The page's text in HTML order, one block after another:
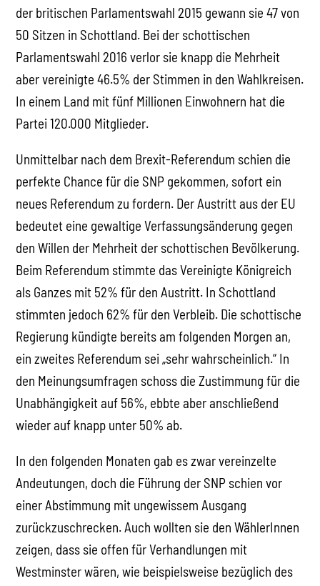
der britischen Parlamentswahl 2015 gewann sie 47 von
50 Sitzen in Schottland. Bei der schottischen
Parlamentswahl 2016 verlor sie knapp die Mehrheit
aber vereinigte 46.5% der Stimmen in den Wahlkreisen.
In einem Land mit fünf Millionen Einwohnern hat die
Partei 120.000 Mitglieder.
Unmittelbar nach dem Brexit-Referendum schien die
perfekte Chance für die SNP gekommen, sofort ein
neues Referendum zu fordern. Der Austritt aus der EU
bedeutet eine gewaltige Verfassungsänderung gegen
den Willen der Mehrheit der schottischen Bevölkerung.
Beim Referendum stimmte das Vereinigte Königreich
als Ganzes mit 52% für den Austritt. In Schottland
stimmten jedoch 62% für den Verbleib. Die schottische
Regierung kündigte bereits am folgenden Morgen an,
ein zweites Referendum sei „sehr wahrscheinlich.“ In
den Meinungsumfragen schoss die Zustimmung für die
Unabhängigkeit auf 56%, ebbte aber anschließend
wieder auf knapp unter 50% ab.
In den folgenden Monaten gab es zwar vereinzelte
Andeutungen, doch die Führung der SNP schien vor
einer Abstimmung mit ungewissem Ausgang
zurückzuschrecken. Auch wollten sie den WählerInnen
zeigen, dass sie offen für Verhandlungen mit
Westminster wären, wie beispielsweise bezüglich des